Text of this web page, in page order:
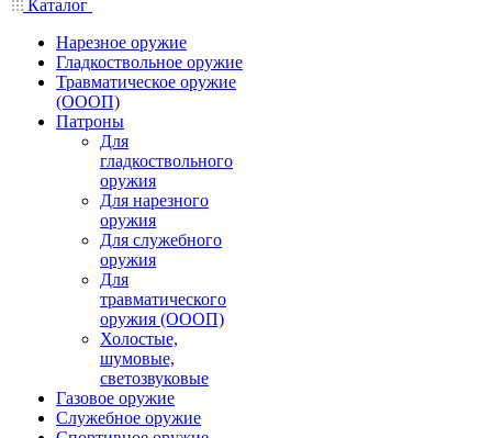
Каталог
Нарезное оружие
Гладкоствольное оружие
Травматическое оружие
(ОООП)
Патроны
Для
гладкоствольного
оружия
Для нарезного
оружия
Для служебного
оружия
Для
травматического
оружия (ОООП)
Холостые,
шумовые,
светозвуковые
Газовое оружие
Служебное оружие